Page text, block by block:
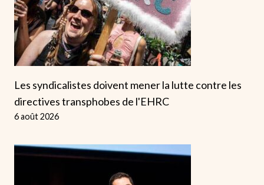
Les syndicalistes doivent mener la lutte contre les
directives transphobes de l'EHRC
6 août 2026